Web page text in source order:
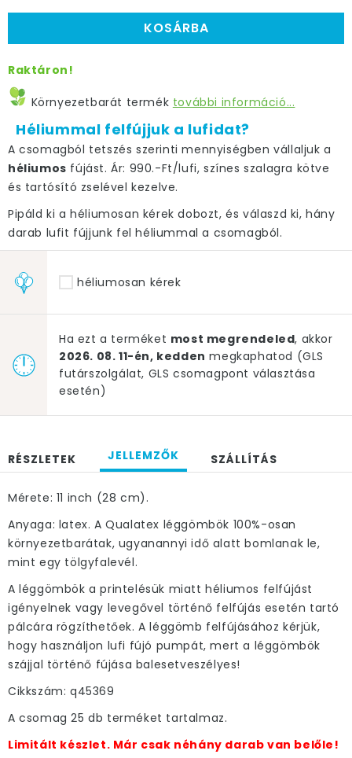
KOSÁRBA
Raktáron!
Környezetbarát termék további információ...
Héliummal felfújjuk a lufidat?
A csomagból tetszés szerinti mennyiségben vállaljuk a
héliumos fújást. Ár: 990.-Ft/lufi, színes szalagra kötve
és tartósító zselével kezelve.
Pipáld ki a héliumosan kérek dobozt, és válaszd ki, hány
darab lufit fújjunk fel héliummal a csomagból.
héliumosan kérek
Ha ezt a terméket most megrendeled, akkor
2026. 08. 11-én, kedden megkaphatod (GLS
futárszolgálat, GLS csomagpont választása
esetén)
RÉSZLETEK JELLEMZŐK SZÁLLÍTÁS
Mérete: 11 inch (28 cm).
Anyaga: latex. A Qualatex léggömbök 100%-osan
környezetbarátak, ugyanannyi idő alatt bomlanak le,
mint egy tölgyfalevél.
A léggömbök a printelésük miatt héliumos felfújást
igényelnek vagy levegővel történő felfújás esetén tartó
pálcára rögzíthetőek. A léggömb felfújásához kérjük,
hogy használjon lufi fújó pumpát, mert a léggömbök
szájjal történő fújása balesetveszélyes!
Cikkszám: q45369
A csomag 25 db terméket tartalmaz.
Limitált készlet. Már csak néhány darab van belőle!